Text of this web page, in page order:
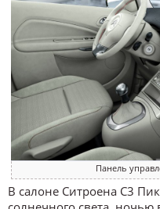
Панель
В салоне Ситроена С3